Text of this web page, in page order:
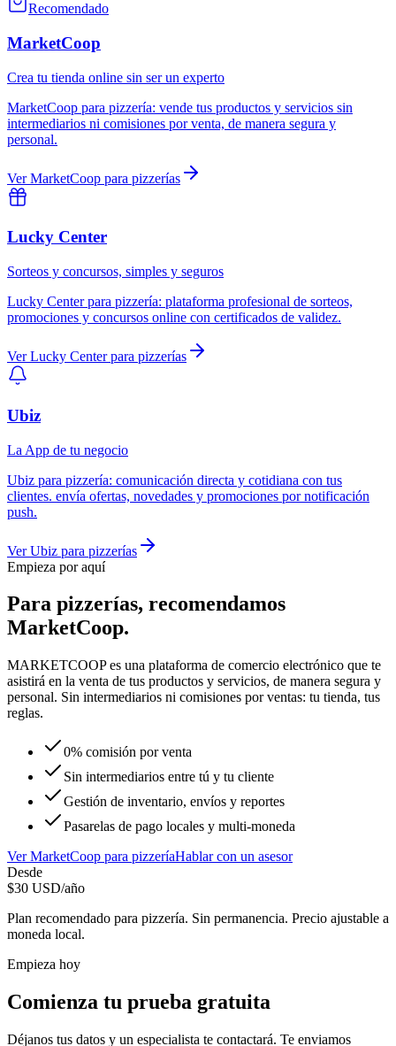
Recomendado
MarketCoop
Crea tu tienda online sin ser un experto
MarketCoop para pizzería: vende tus productos y servicios sin
intermediarios ni comisiones por venta, de manera segura y
personal.
VerMarketCoop para pizzerías
Lucky Center
Sorteos y concursos, simples y seguros
Lucky Centerpara pizzería: plataforma profesional de sorteos,
promociones y concursos online con certificados de validez.
VerLucky Centerpara pizzerías
Ubiz
La App de tu negocio
Ubiz para pizzería: comunicación directa y cotidiana con tus
clientes. envía ofertas, novedades y promociones por notificación
push.
VerUbiz para pizzerías
Empieza por aquí
Para pizzerías, recomendamos
MarketCoop.
MARKETCOOP es una plataforma de comercio electrónico que te
asistirá en la venta de tus productos y servicios, de manera segura y
personal. Sin intermediarios ni comisiones por ventas: tu tienda, tus
reglas.
0% comisión por venta
Sin intermediarios entre tú y tu cliente
Gestión de inventario, envíos y reportes
Pasarelas de pago locales y multi-moneda
VerMarketCoop para pizzeríaHablar con un asesor
Desde
$30 USD/año
Plan recomendado para pizzería. Sin permanencia. Precio ajustable a
moneda local.
Empieza hoy
Comienza tu prueba gratuita
Déjanos tus datos y un especialista te contactará. Te enviamos